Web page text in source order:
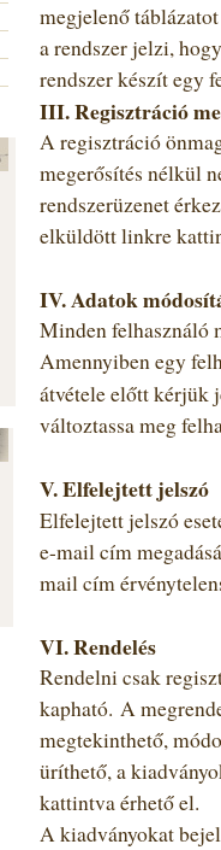
megjelenő
a rendszer jelzi,
rendszer készít egy
III. Regisztráció
A regisztráció
megerősítés nélkül
rendszerüzenet
elküldött linkre
IV. Adatok
Minden felhasználó
Amennyiben egy
átvétele előtt kérjük
változtassa meg
V. Elfelejtett jelszó
Elfelejtett jelszó
e-mail cím
mail cím
VI. Rendelés
Rendelni csak
kapható. A
megtekinthető,
üríthető, a
kattintva érhető el.
A kiadványokat